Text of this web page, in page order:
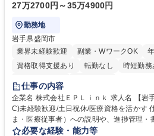
27万2700円～35万4900円
勤務地
岩手県盛岡市
業界未経験歓迎
副業・WワークOK
資格取得支援あり
転勤なし 時短勤務
完全週休2日制
仕事の内容
企業名 株式会社ＥＰＬｉｎｋ 求人名 【岩手】治験コーディネーター(CR
C)未経験歓迎/土日祝休/医療資格を活かす 仕事の内容 治験協力者（患者さ
ま・医療従事者）への説明や、進捗管理・
験業務を底支えしていきます。最新の薬を
必要な経験・能力等